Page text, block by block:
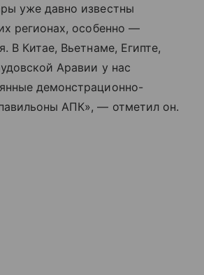
уже давно известны
регионах, особенно —
В Китае, Вьетнаме, Египте,
Аравии у нас
демонстрационно-
АПК», — отметил он.